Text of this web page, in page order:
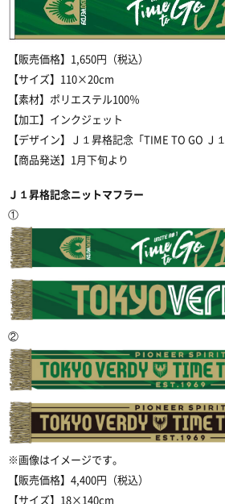
【販売価格】 1,650円（税込）
【サイズ】 110×20cm
【素材】ポリエステル100％
【加工】インクジェット
【デザイン】Ｊ１昇格記念「TIME TO GO Ｊ１
【商品発送】 1月下旬より
Ｊ１昇格記念ニットマフラー
①
②
※画像はイメージです。
【販売価格】 4,400円（税込）
【サイズ】 18×140cm